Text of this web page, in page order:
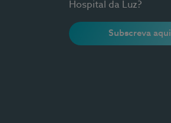
Hospital da Luz?
Subscreva aqui